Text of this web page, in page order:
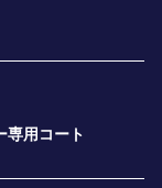
専用コート